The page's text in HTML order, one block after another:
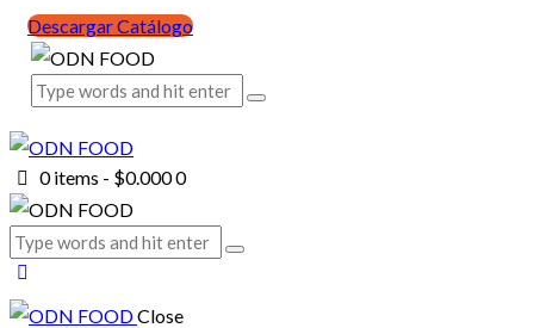
Descargar Catálogo
0 items - $0.0000
Close